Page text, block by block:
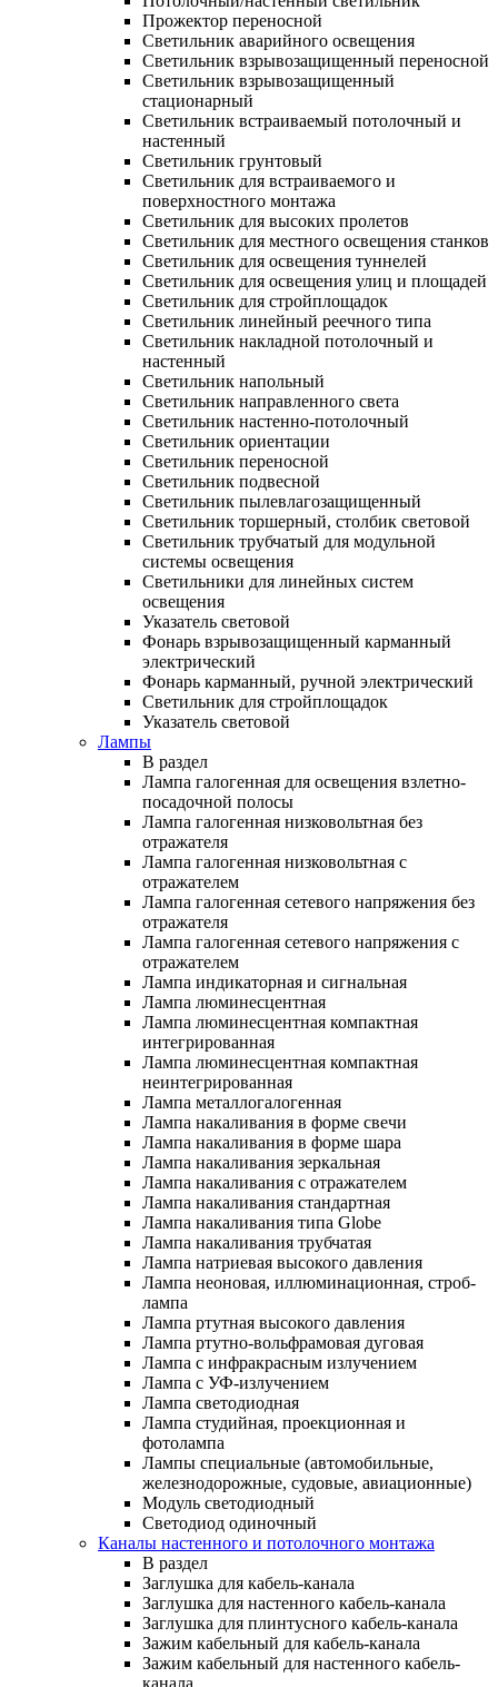
Прожектор переносной
Светильник аварийного освещения
Светильник взрывозащищенный переносной
Светильник взрывозащищенный
стационарный
Светильник встраиваемый потолочный и
настенный
Светильник грунтовый
Светильник для встраиваемого и
поверхностного монтажа
Светильник для высоких пролетов
Светильник для местного освещения станков
Светильник для освещения туннелей
Светильник для освещения улиц и площадей
Светильник для стройплощадок
Светильник линейный реечного типа
Светильник накладной потолочный и
настенный
Светильник напольный
Светильник направленного света
Светильник настенно-потолочный
Светильник ориентации
Светильник переносной
Светильник подвесной
Светильник пылевлагозащищенный
Светильник торшерный, столбик световой
Светильник трубчатый для модульной
системы освещения
Светильники для линейных систем
освещения
Указатель световой
Фонарь взрывозащищенный карманный
электрический
Фонарь карманный, ручной электрический
Светильник для стройплощадок
Указатель световой
Лампы
В раздел
Лампа галогенная для освещения взлетно-
посадочной полосы
Лампа галогенная низковольтная без
отражателя
Лампа галогенная низковольтная с
отражателем
Лампа галогенная сетевого напряжения без
отражателя
Лампа галогенная сетевого напряжения с
отражателем
Лампа индикаторная и сигнальная
Лампа люминесцентная
Лампа люминесцентная компактная
интегрированная
Лампа люминесцентная компактная
неинтегрированная
Лампа металлогалогенная
Лампа накаливания в форме свечи
Лампа накаливания в форме шара
Лампа накаливания зеркальная
Лампа накаливания с отражателем
Лампа накаливания стандартная
Лампа накаливания типа Globe
Лампа накаливания трубчатая
Лампа натриевая высокого давления
Лампа неоновая, иллюминационная, строб-
лампа
Лампа ртутная высокого давления
Лампа ртутно-вольфрамовая дуговая
Лампа с инфракрасным излучением
Лампа с УФ-излучением
Лампа светодиодная
Лампа студийная, проекционная и
фотолампа
Лампы специальные (автомобильные,
железнодорожные, судовые, авиационные)
Модуль светодиодный
Светодиод одиночный
Каналы настенного и потолочного монтажа
В раздел
Заглушка для кабель-канала
Заглушка для настенного кабель-канала
Заглушка для плинтусного кабель-канала
Зажим кабельный для кабель-канала
Зажим кабельный для настенного кабель-
канала